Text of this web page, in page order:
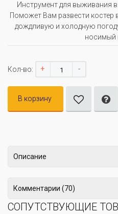
Инструмент для выживания
Поможет Вам развести костер
дождливую и холодную
носимый
Кол-во: + -
В корзину
Описание
Комментарии (70)
СОПУТСТВУЮЩИЕ